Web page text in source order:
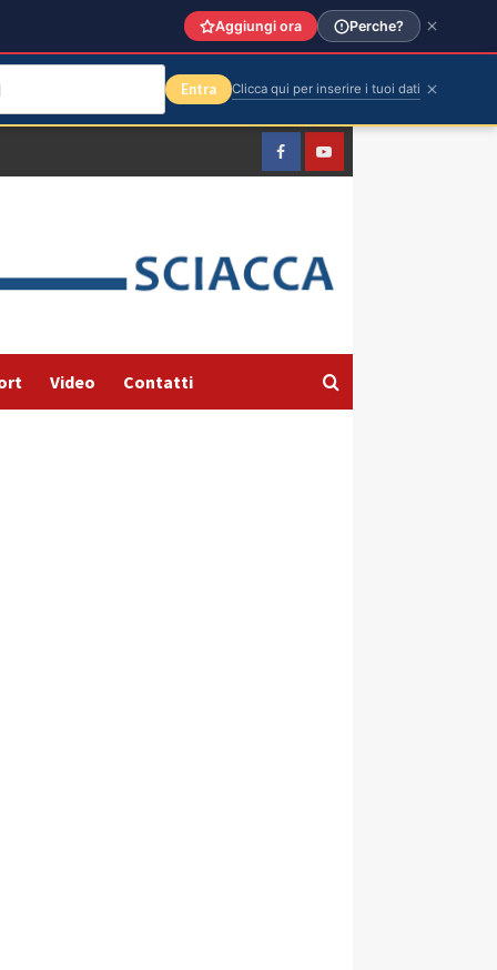
FacebookYountube
Video Contatti
Aggiungi ora Perche?
Entra Clicca qui per inserire i tuoi dati